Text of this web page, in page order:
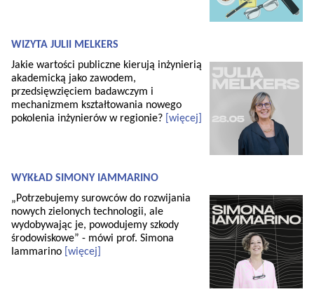
WIZYTA JULII MELKERS
Jakie wartości publiczne kierują inżynierią
akademicką jako zawodem,
przedsięwzięciem badawczym i
mechanizmem kształtowania nowego
pokolenia inżynierów w regionie? [więcej]
WYKŁAD SIMONY IAMMARINO
„Potrzebujemy surowców do rozwijania
nowych zielonych technologii, ale
wydobywając je, powodujemy szkody
środowiskowe” - mówi prof. Simona
Iammarino [więcej]